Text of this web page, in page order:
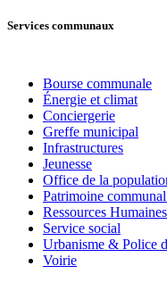
Services communaux
Bourse communale
Énergie et climat
Conciergerie
Greffe municipal
Infrastructures
Jeunesse
Office de la
Patrimoine
Ressources Humaines
Service social
Urbanisme & Police
Voirie